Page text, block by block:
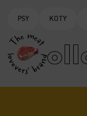
PSY KOTY